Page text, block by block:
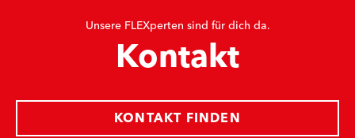
Unsere FLEXperten sind für dich da.
Kontakt
KONTAKT FINDEN